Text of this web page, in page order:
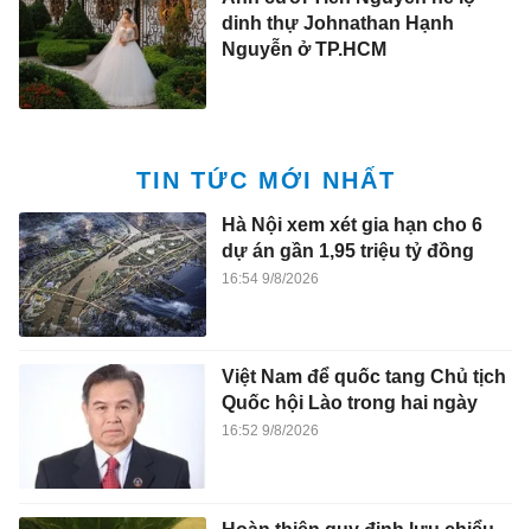
dinh thự Johnathan Hạnh
Nguyễn ở TP.HCM
TIN TỨC MỚI NHẤT
Hà Nội xem xét gia hạn cho 6
dự án gần 1,95 triệu tỷ đồng
16:54 9/8/2026
Việt Nam để quốc tang Chủ tịch
Quốc hội Lào trong hai ngày
16:52 9/8/2026